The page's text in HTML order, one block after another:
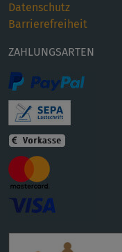
Datenschutz
Barrierefreiheit
ZAHLUNGSARTEN